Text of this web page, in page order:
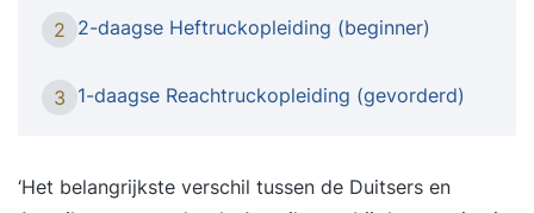
vaak onnatuurlijk, omdat er gereden wordt in een
zijwaartse richting. Met verschillende opdrachten
verschillende soorten ladingen over speciale
gevoel krijgen hoe een reachtruck bestuurd dient
te worden. We richten ons met 10 uur praktijktijd
2 2-daagse Heftruckopleiding (beginner)
3 1-daagse Reachtruckopleiding (gevorderd)
‘Het belangrijkste verschil tussen de Duitsers en